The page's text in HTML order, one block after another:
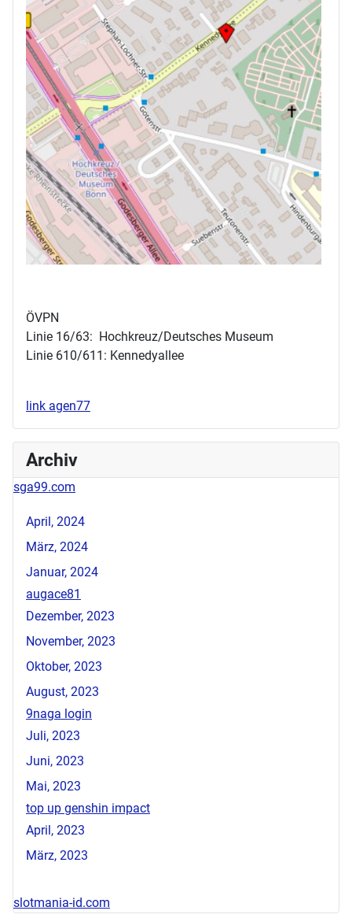
ÖVPN
Linie 16/63: Hochkreuz/Deutsches Museum
Linie 610/611: Kennedyallee
link agen77
Archiv
sga99.com
April, 2024
März, 2024
Januar, 2024
augace81
Dezember, 2023
November, 2023
Oktober, 2023
August, 2023
9naga login
Juli, 2023
Juni, 2023
Mai, 2023
top up genshin impact
April, 2023
März, 2023
slotmania-id.com